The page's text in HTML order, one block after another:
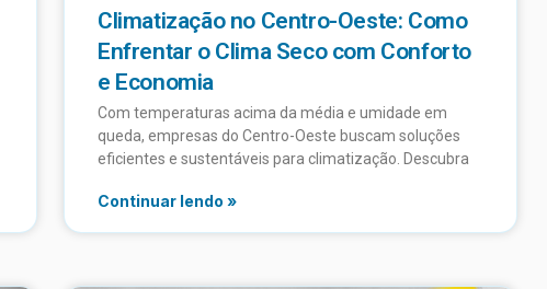
Climatização no Centro-Oeste: Como
Enfrentar o Clima Seco com Conforto
e Economia
Com temperaturas acima da média e umidade em
queda, empresas do Centro-Oeste buscam soluções
eficientes e sustentáveis para climatização. Descubra
Continuar lendo »